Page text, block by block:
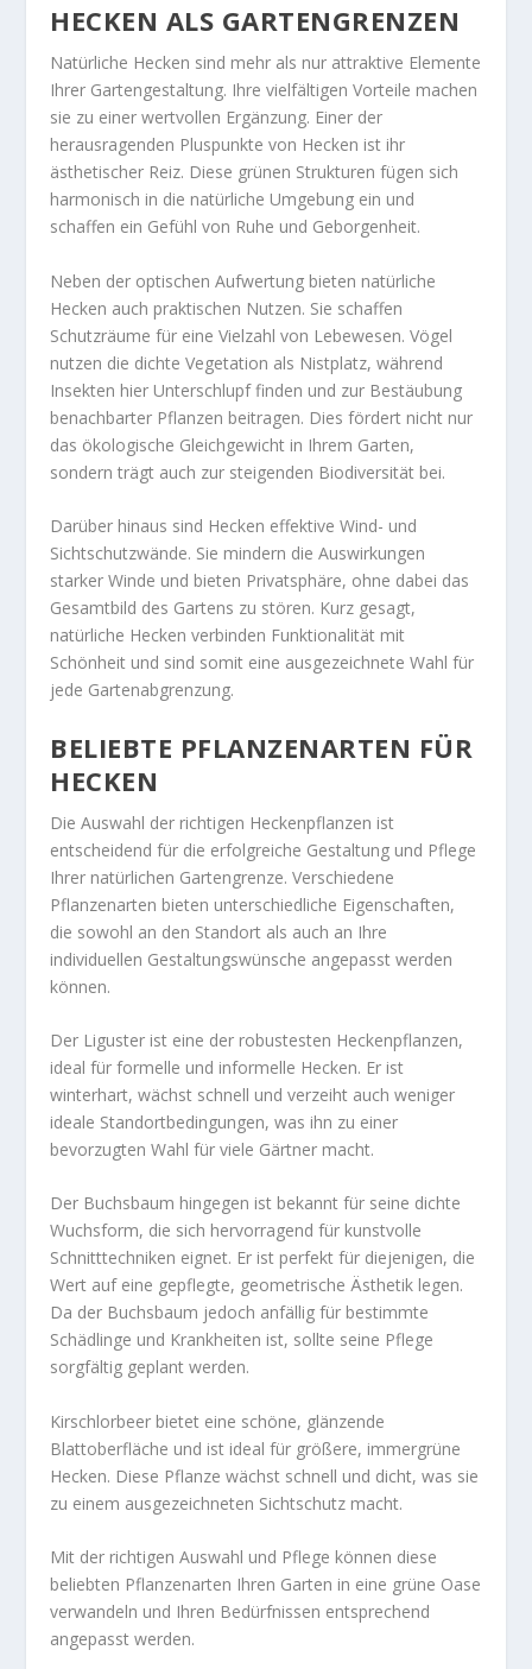
HECKEN ALS GARTENGRENZEN
Natürliche Hecken sind mehr als nur attraktive Elemente
Ihrer Gartengestaltung. Ihre vielfältigen Vorteile machen
sie zu einer wertvollen Ergänzung. Einer der
herausragenden Pluspunkte von Hecken ist ihr
ästhetischer Reiz. Diese grünen Strukturen fügen sich
harmonisch in die natürliche Umgebung ein und
schaffen ein Gefühl von Ruhe und Geborgenheit.
Neben der optischen Aufwertung bieten natürliche
Hecken auch praktischen Nutzen. Sie schaffen
Schutzräume für eine Vielzahl von Lebewesen. Vögel
nutzen die dichte Vegetation als Nistplatz, während
Insekten hier Unterschlupf finden und zur Bestäubung
benachbarter Pflanzen beitragen. Dies fördert nicht nur
das ökologische Gleichgewicht in Ihrem Garten,
sondern trägt auch zur steigenden Biodiversität bei.
Darüber hinaus sind Hecken effektive Wind- und
Sichtschutzwände. Sie mindern die Auswirkungen
starker Winde und bieten Privatsphäre, ohne dabei das
Gesamtbild des Gartens zu stören. Kurz gesagt,
natürliche Hecken verbinden Funktionalität mit
Schönheit und sind somit eine ausgezeichnete Wahl für
jede Gartenabgrenzung.
BELIEBTE PFLANZENARTEN FÜR
HECKEN
Die Auswahl der richtigen Heckenpflanzen ist
entscheidend für die erfolgreiche Gestaltung und Pflege
Ihrer natürlichen Gartengrenze. Verschiedene
Pflanzenarten bieten unterschiedliche Eigenschaften,
die sowohl an den Standort als auch an Ihre
individuellen Gestaltungswünsche angepasst werden
können.
Der Liguster ist eine der robustesten Heckenpflanzen,
ideal für formelle und informelle Hecken. Er ist
winterhart, wächst schnell und verzeiht auch weniger
ideale Standortbedingungen, was ihn zu einer
bevorzugten Wahl für viele Gärtner macht.
Der Buchsbaum hingegen ist bekannt für seine dichte
Wuchsform, die sich hervorragend für kunstvolle
Schnitttechniken eignet. Er ist perfekt für diejenigen, die
Wert auf eine gepflegte, geometrische Ästhetik legen.
Da der Buchsbaum jedoch anfällig für bestimmte
Schädlinge und Krankheiten ist, sollte seine Pflege
sorgfältig geplant werden.
Kirschlorbeer bietet eine schöne, glänzende
Blattoberfläche und ist ideal für größere, immergrüne
Hecken. Diese Pflanze wächst schnell und dicht, was sie
zu einem ausgezeichneten Sichtschutz macht.
Mit der richtigen Auswahl und Pflege können diese
beliebten Pflanzenarten Ihren Garten in eine grüne Oase
verwandeln und Ihren Bedürfnissen entsprechend
angepasst werden.